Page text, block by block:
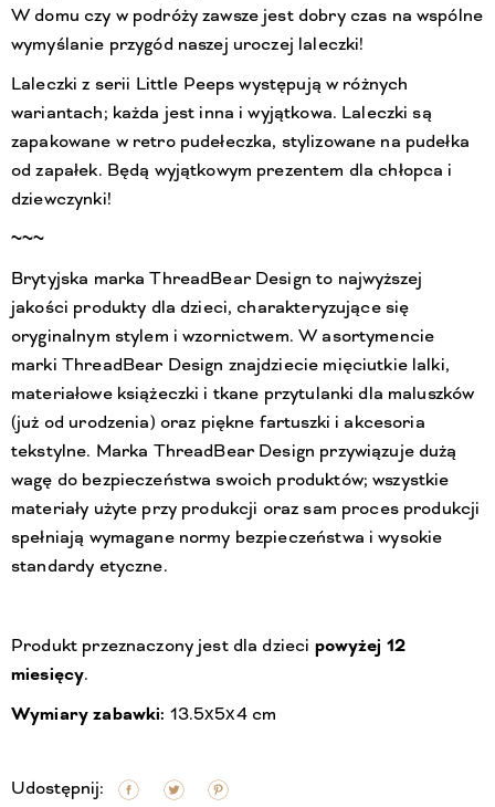
W domu czy w podróży zawsze jest dobry czas na wspólne
wymyślanie przygód naszej uroczej laleczki!
Laleczki z serii Little Peeps występują w różnych
wariantach; każda jest inna i wyjątkowa. Laleczki są
zapakowane w retro pudełeczka, stylizowane na pudełka
od zapałek. Będą wyjątkowym prezentem dla chłopca i
dziewczynki!
~~~
Brytyjska marka ThreadBear Design to najwyższej
jakości produkty dla dzieci, charakteryzujące się
oryginalnym stylem i wzornictwem. W asortymencie
marki ThreadBear Design znajdziecie mięciutkie lalki,
materiałowe książeczki i tkane przytulanki dla maluszków
(już od urodzenia) oraz piękne fartuszki i akcesoria
tekstylne. Marka ThreadBear Design przywiązuje dużą
wagę do bezpieczeństwa swoich produktów; wszystkie
materiały użyte przy produkcji oraz sam proces produkcji
spełniają wymagane normy bezpieczeństwa i wysokie
standardy etyczne.
Produkt przeznaczony jest dla dzieci powyżej 12
miesięcy.
Wymiary zabawki: 13.5x5x4 cm
Udostępnij: